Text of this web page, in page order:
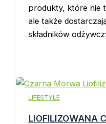
produkty, które nie
ale także
składników
LIFESTYLE
LIOFILIZOWANA